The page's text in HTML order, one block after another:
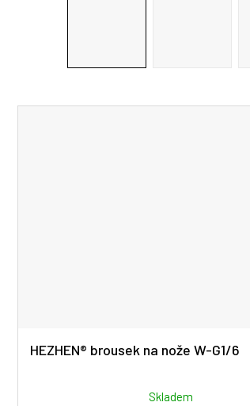
HEZHEN® brousek na nože W-G1/6
Skladem